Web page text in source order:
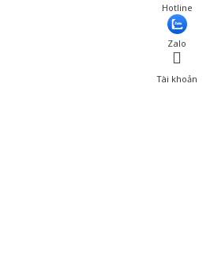
Hotline
Zalo
Tài khoản